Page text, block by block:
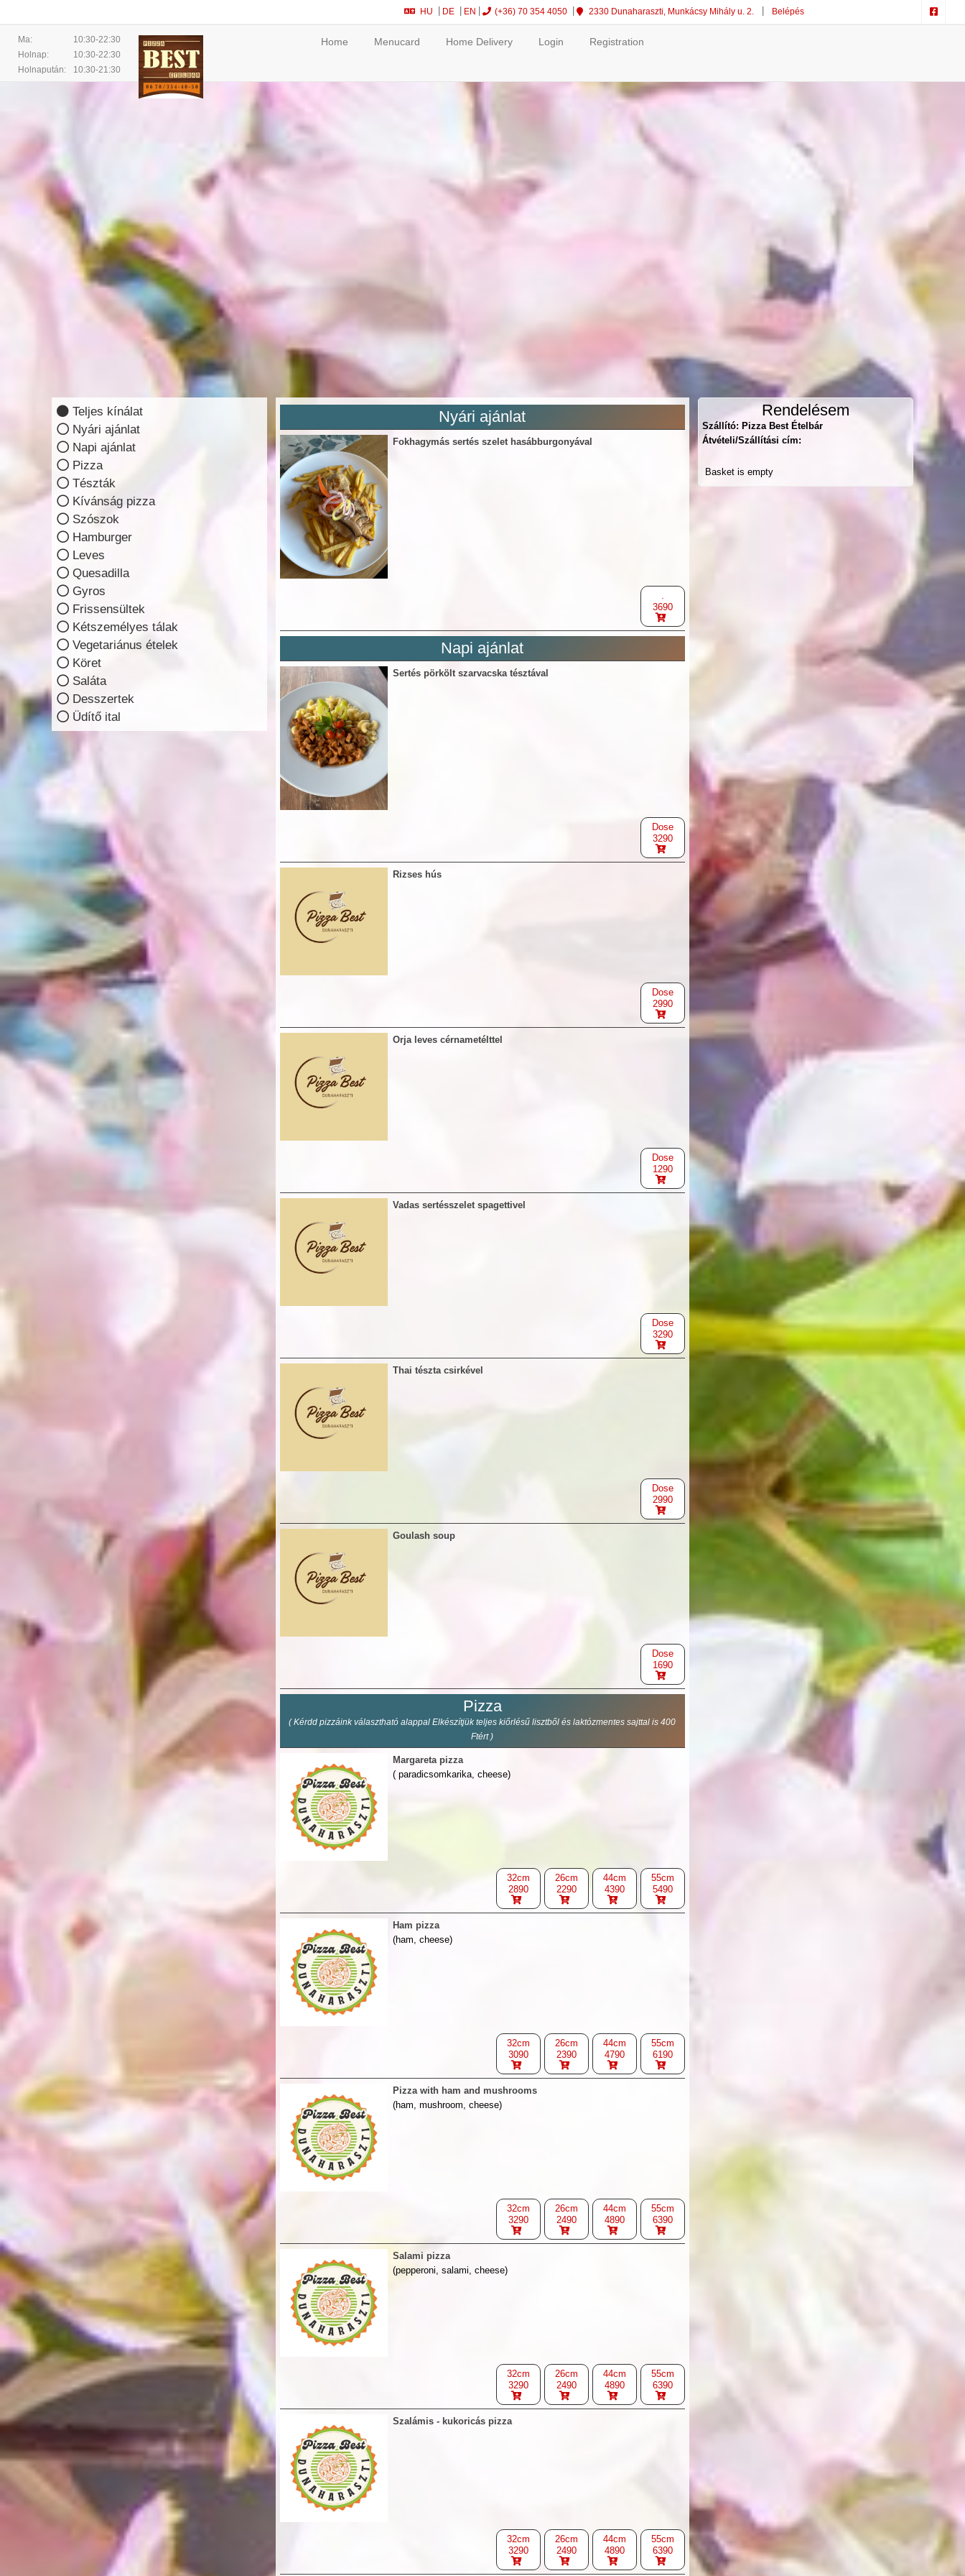
HU DE EN (+36) 70 354 4050 2330 Dunaharaszti, Munkácsy Mihály u. 2. Belépés
Ma:
10:30-22:30
Holnap:
10:30-22:30
Holnapután:
10:30-21:30
Home Menucard Home Delivery Login Registration
Teljes kínálat
Nyári ajánlat
Napi ajánlat
Pizza
Tészták
Kívánság pizza
Szószok
Hamburger
Leves
Quesadilla
Gyros
Frissensültek
Kétszemélyes tálak
Vegetariánus ételek
Köret
Saláta
Desszertek
Üdítő ital
Nyári ajánlat
Fokhagymás sertés szelet hasábburgonyával
.
3690
Napi ajánlat
Sertés pörkölt szarvacska tésztával
Dose
3290
Rizses hús
Dose
2990
Orja leves cérnametélttel
Dose
1290
Vadas sertésszelet spagettivel
Dose
3290
Thai tészta csirkével
Dose
2990
Goulash soup
Dose
1690
Pizza
( Kérdd pizzáink választható alappal Elkészítjük teljes kiőrlésű lisztből és laktózmentes sajttal is 400
Ftért )
Margareta pizza
( paradicsomkarika, cheese)
32cm
2890
26cm
2290
44cm
4390
55cm
5490
Ham pizza
(ham, cheese)
32cm
3090
26cm
2390
44cm
4790
55cm
6190
Pizza with ham and mushrooms
(ham, mushroom, cheese)
32cm
3290
26cm
2490
44cm
4890
55cm
6390
Salami pizza
(pepperoni, salami, cheese)
32cm
3290
26cm
2490
44cm
4890
55cm
6390
Szalámis - kukoricás pizza
32cm
3290
26cm
2490
44cm
4890
55cm
6390
Rendelésem
Szállító: Pizza Best Ételbár
Átvételi/Szállítási cím:
Basket is empty